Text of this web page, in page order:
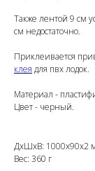
Также лентой 9 см
см недостаточно.
Приклеивается
клея для пвх лодок.
Материал -
Цвет - черный.
ДxШxВ: 1000x90x2
Вес: 360 г